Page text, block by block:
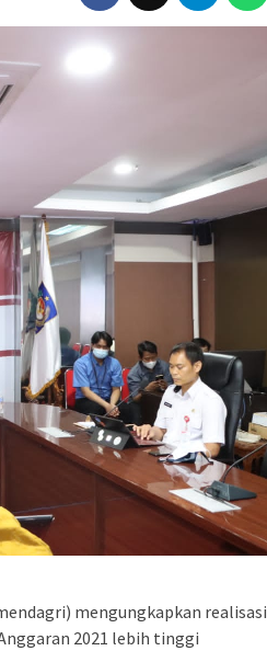
mengungkapkan realisasi
2021 lebih tinggi